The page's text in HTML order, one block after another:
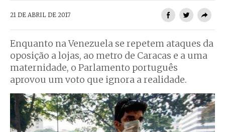
21 DE ABRIL DE 2017
Enquanto na Venezuela se repetem ataques da
oposição a lojas, ao metro de Caracas e a uma
maternidade, o Parlamento português
aprovou um voto que ignora a realidade.